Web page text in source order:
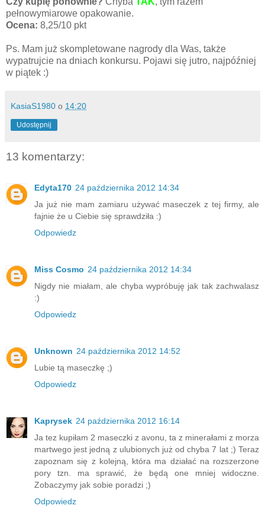
pełnowymiarowe opakowanie.
Ocena: 8,25/10 pkt
Ps. Mam już skompletowane nagrody dla Was, także
wypatrujcie na dniach konkursu. Pojawi się jutro, najpóźniej
w piątek :)
KasiaS1980 o 14:20
Udostępnij
13 komentarzy:
Edyta170 24 października 2012 14:34
Ja już nie mam zamiaru używać maseczek z tej firmy, ale
fajnie że u Ciebie się sprawdziła :)
Odpowiedz
Miss Cosmo 24 października 2012 14:34
Nigdy nie miałam, ale chyba wypróbuję jak tak zachwalasz
:)
Odpowiedz
Unknown 24 października 2012 14:52
Lubie tą maseczkę ;)
Odpowiedz
Kaprysek 24 października 2012 16:14
Ja tez kupiłam 2 maseczki z avonu, ta z minerałami z morza
martwego jest jedną z ulubionych już od chyba 7 lat ;) Teraz
zapoznam się z kolejną, która ma działać na rozszerzone
pory tzn. ma sprawić, że będą one mniej widoczne.
Zobaczymy jak sobie poradzi ;)
Odpowiedz